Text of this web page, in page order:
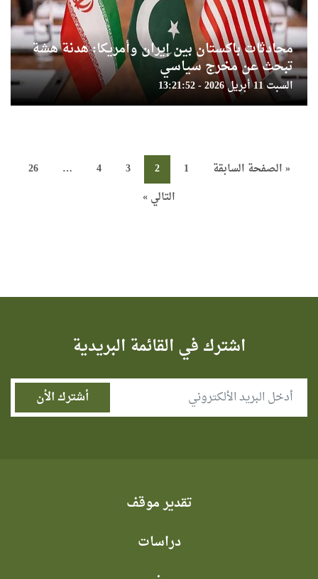
محادثات باكستان بين إيران وأمريكا: هدنة هشة
تبحث عن مخرج سياسي
السبت 11 أبريل 2026 - 13:21:52
« الصفحة السابقة 1
2
3
4
…
26
التالي »
اشترك في القائمة البريدية
تقدير موقف
دراسات